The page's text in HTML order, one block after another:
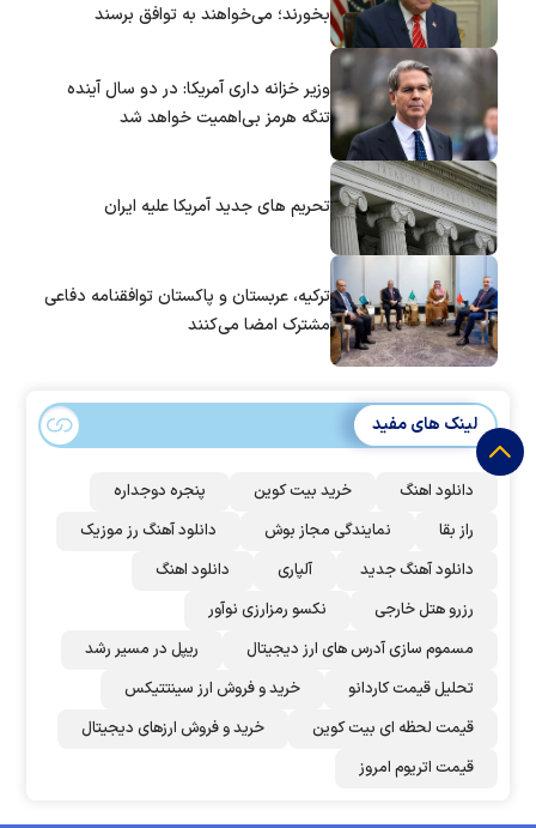
بخورند؛ می‌خواهند به توافق برسند
وزیر خزانه داری آمریکا: در دو سال آینده
تنگه هرمز بی‌اهمیت خواهد شد
تحریم های جدید آمریکا علیه ایران
ترکیه، عربستان و پاکستان توافقنامه دفاعی
مشترک امضا می‌کنند
لینک های مفید
دانلود اهنگ خرید بیت کوین
پنجره دوجداره
راز بقا
نمایندگی مجاز بوش
دانلود آهنگ رز‌ موزیک
دانلود آهنگ جدید
آلپاری
دانلود اهنگ
رزرو هتل خارجی
نکسو رمزارزی نوآور
مسموم سازی آدرس های ارز دیجیتال
ریپل در مسیر رشد
تحلیل قیمت کاردانو
خرید و فروش ارز سینتتیکس
قیمت لحظه ای بیت کوین
خرید و فروش ارزهای دیجیتال
قیمت اتریوم امروز